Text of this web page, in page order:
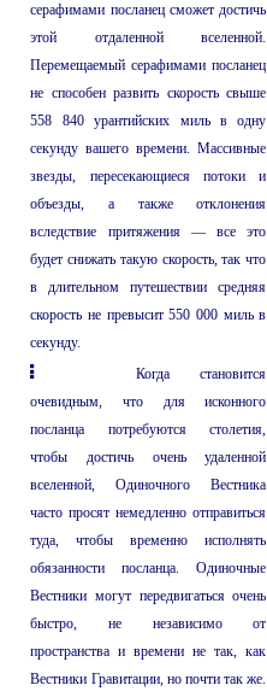
серафимами посланец сможет достичь
этой отдаленной вселенной.
Перемещаемый серафимами посланец
не способен развить скорость свыше
558 840 урантийских миль в одну
секунду вашего времени. Массивные
звезды, пересекающиеся потоки и
объезды, а также отклонения
вследствие притяжения — все это
будет снижать такую скорость, так что
в длительном путешествии средняя
скорость не превысит 550 000 миль в
секунду.
Когда становится
очевидным, что для исконного
посланца потребуются столетия,
чтобы достичь очень удаленной
вселенной, Одиночного Вестника
часто просят немедленно отправиться
туда, чтобы временно исполнять
обязанности посланца. Одиночные
Вестники могут передвигаться очень
быстро, не независимо от
пространства и времени не так, как
Вестники Гравитации, но почти так же.